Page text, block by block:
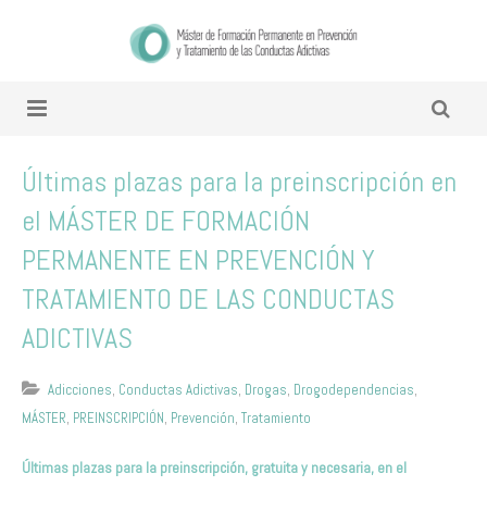
Últimas plazas para la preinscripción en
el MÁSTER DE FORMACIÓN
PERMANENTE EN PREVENCIÓN Y
TRATAMIENTO DE LAS CONDUCTAS
ADICTIVAS
Adicciones, Conductas Adictivas, Drogas, Drogodependencias,
MÁSTER, PREINSCRIPCIÓN, Prevención, Tratamiento
Últimas plazas para la preinscripción, gratuita y necesaria, en el